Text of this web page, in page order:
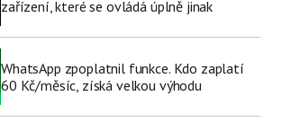
zařízení, které se ovládá úplně jinak
WhatsApp zpoplatnil funkce. Kdo zaplatí
60 Kč/měsíc, získá velkou výhodu